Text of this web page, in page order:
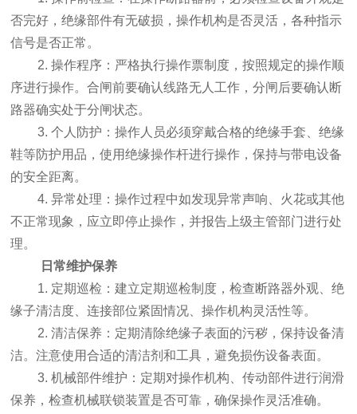
否完好，绝缘部件有无破损，操作机构是否灵活，各种指示
信号是否正常。
2. 操作程序：严格执行操作票制度，按照规定的操作顺
序进行操作。合闸前要确认线路无人工作，分闸后要确认断
路器确实处于分闸状态。
3. 个人防护：操作人员必须穿戴合格的绝缘手套、绝缘
鞋等防护用品，使用绝缘操作杆进行操作，保持与带电设备
的安全距离。
4. 异常处理：操作过程中如发现异常声响、火花或其他
不正常现象，应立即停止操作，并报告上级主管部门进行处
理。
日常维护保养
1. 定期巡检：建立定期巡检制度，检查断路器外观、绝
缘子清洁度、连接部位紧固情况、操作机构灵活性等。
2. 清洁保养：定期清除绝缘子表面的污秽，保持设备清
洁。注意使用合适的清洁剂和工具，避免损伤设备表面。
3. 机械部件维护：定期对操作机构、传动部件进行润滑
保养，检查机械联锁装置是否可靠，确保操作灵活准确。